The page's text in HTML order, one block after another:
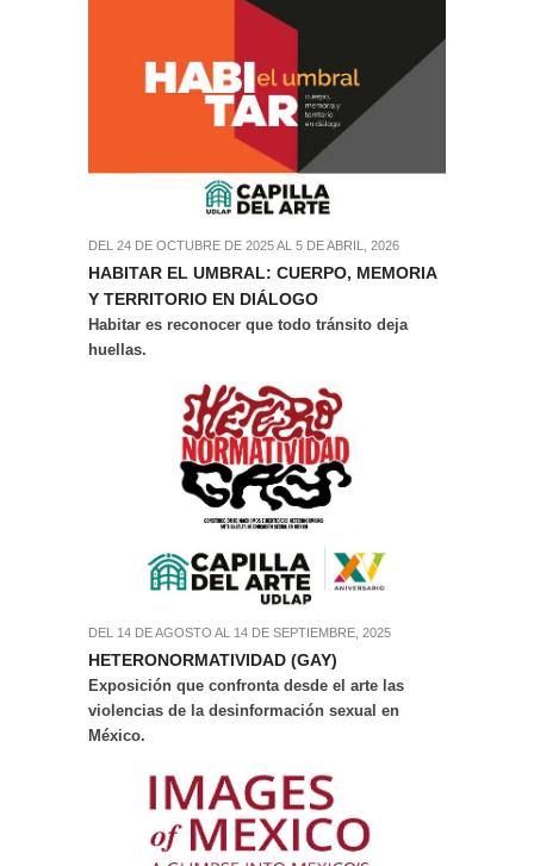
DEL 24 DE OCTUBRE DE 2025 AL 5 DE ABRIL, 2026
HABITAR EL UMBRAL: CUERPO, MEMORIA
Y TERRITORIO EN DIÁLOGO
Habitar es reconocer que todo tránsito deja
huellas.
DEL 14 DE AGOSTO AL 14 DE SEPTIEMBRE, 2025
HETERONORMATIVIDAD (GAY)
Exposición que confronta desde el arte las
violencias de la desinformación sexual en
México.